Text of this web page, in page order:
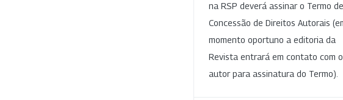
na RSP deverá assinar o Termo de
Concessão de Direitos Autorais
momento oportuno a editoria da
Revista entrará em contato com o
autor para assinatura do Termo).